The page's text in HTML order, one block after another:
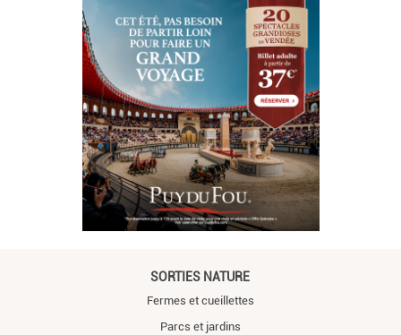
SORTIES NATURE
Fermes et cueillettes
Parcs et jardins